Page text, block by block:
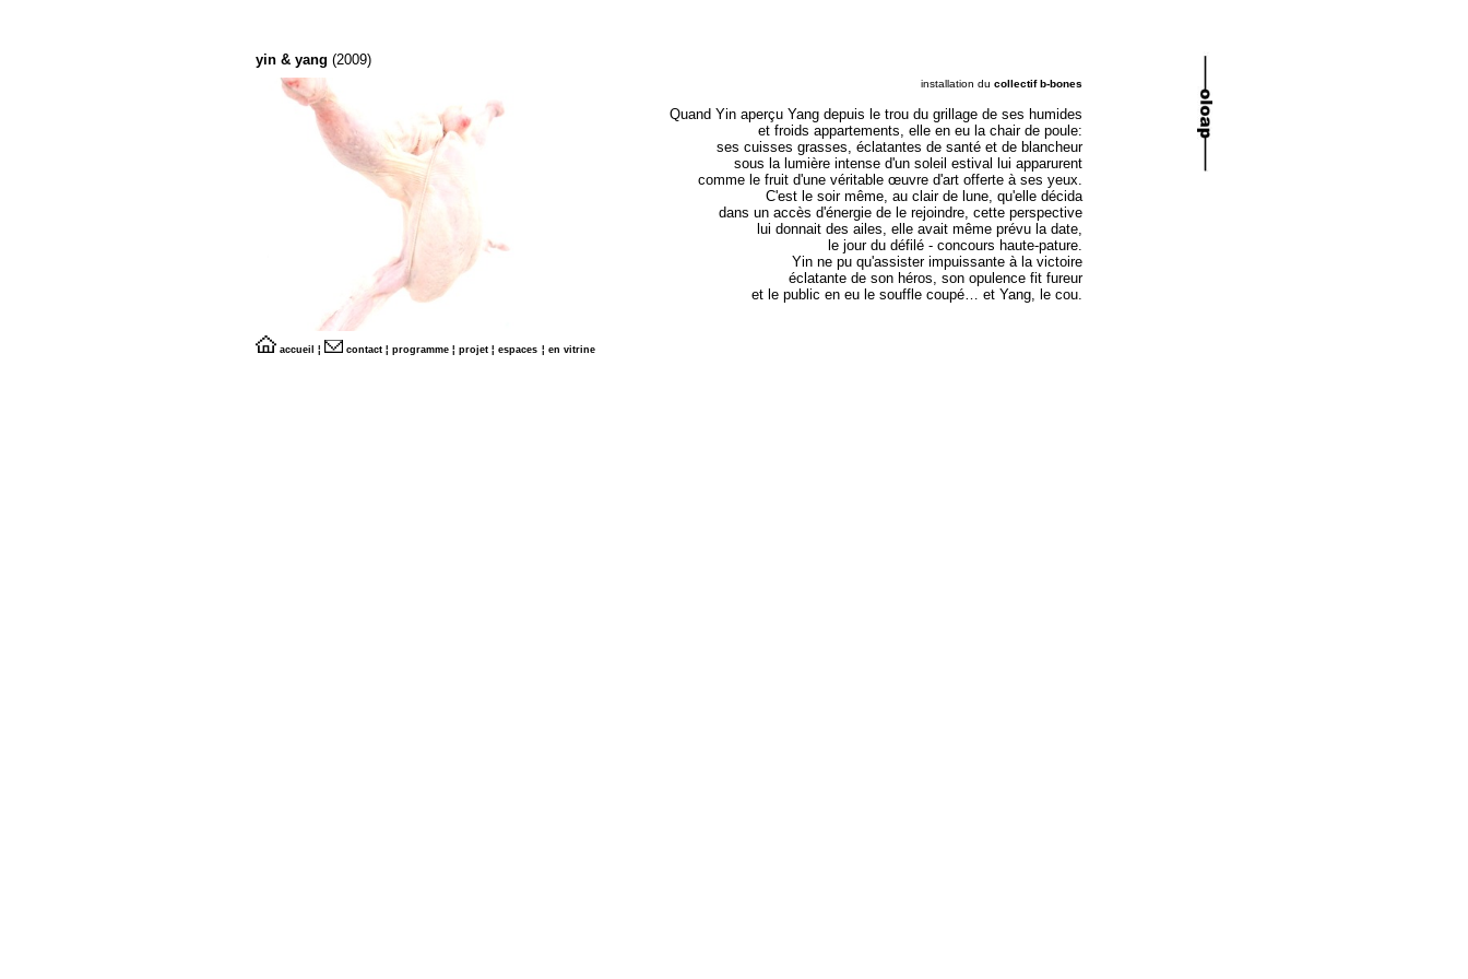
yin & yang (2009)
installation du collectif b-bones
Quand Yin aperçu Yang depuis le trou du grillage de ses humides
et froids appartements, elle en eu la chair de poule:
ses cuisses grasses, éclatantes de santé et de blancheur
sous la lumière intense d'un soleil estival lui apparurent
comme le fruit d'une véritable œuvre d'art offerte à ses yeux.
C'est le soir même, au clair de lune, qu'elle décida
dans un accès d'énergie de le rejoindre, cette perspective
lui donnait des ailes, elle avait même prévu la date,
le jour du défilé - concours haute-pature.
Yin ne pu qu'assister impuissante à la victoire
éclatante de son héros, son opulence fit fureur
et le public en eu le souffle coupé… et Yang, le cou.
accueil ¦ contact ¦ programme ¦ projet ¦ espaces ¦ en vitrine